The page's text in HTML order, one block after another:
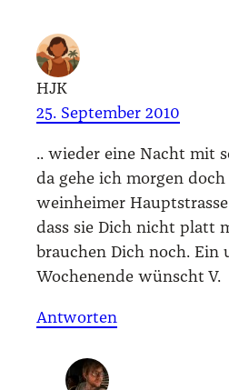
HJK
25. September 2010
.. wie­der eine Nacht mit
da gehe ich mor­gen
wein­hei­mer
dass sie Dich nicht platt
brau­chen Dich noch. Ein
Wochen­en­de wünscht V.
Antworten